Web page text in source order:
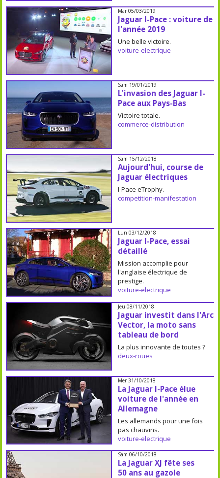
Mar 05/03/2019
Jaguar I-Pace : voiture de
l'année 2019
Une belle victoire.
voiture-electrique
Sam 19/01/2019
L'invasion des Jaguar I-
Pace aux Pays-Bas
Victoire totale.
commerce-distribution
Sam 15/12/2018
Aujourd'hui, course de
Jaguar électriques
I-Pace eTrophy.
competition-manifestation
Lun 03/12/2018
Jaguar I-Pace, essai
détaillé
Mission accomplie pour
l'anglaise électrique de
prestige.
voiture-electrique
Jeu 08/11/2018
Jaguar investit dans l'Arc
Vector, la moto sans
tableau de bord
La plus innovante de toutes ?
deux-roues
Mer 31/10/2018
La Jaguar I-Pace élue
voiture de l'année en
Allemagne
Les allemands pour une fois
pas chauvins.
voiture-electrique
Sam 06/10/2018
La Jaguar XJ fête ses
50 ans au gazole